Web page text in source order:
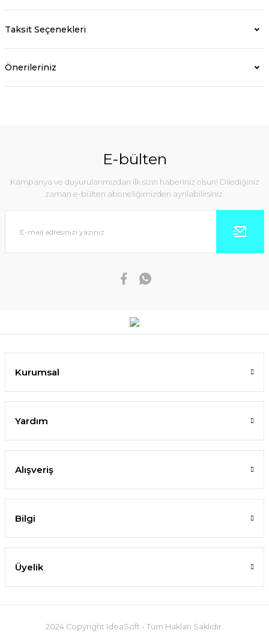
Taksit Seçenekleri
Önerileriniz
E-bülten
Kampanya ve duyurularımızdan ilk sizin haberiniz olsun! Dilediğiniz
zaman e-bülten aboneliğimizden ayrılabilirsiniz.
Kurumsal
Yardım
Alışveriş
Bilgi
Üyelik
2024 Copyright IdeaSoft - Tüm Hakları Saklıdır.